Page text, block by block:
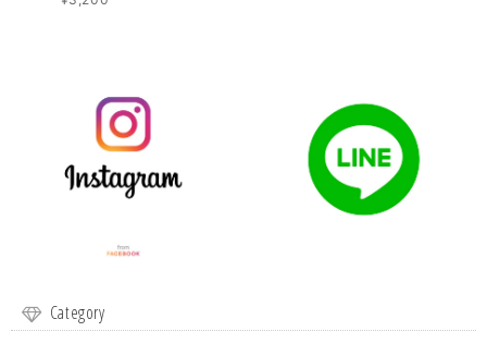
Category